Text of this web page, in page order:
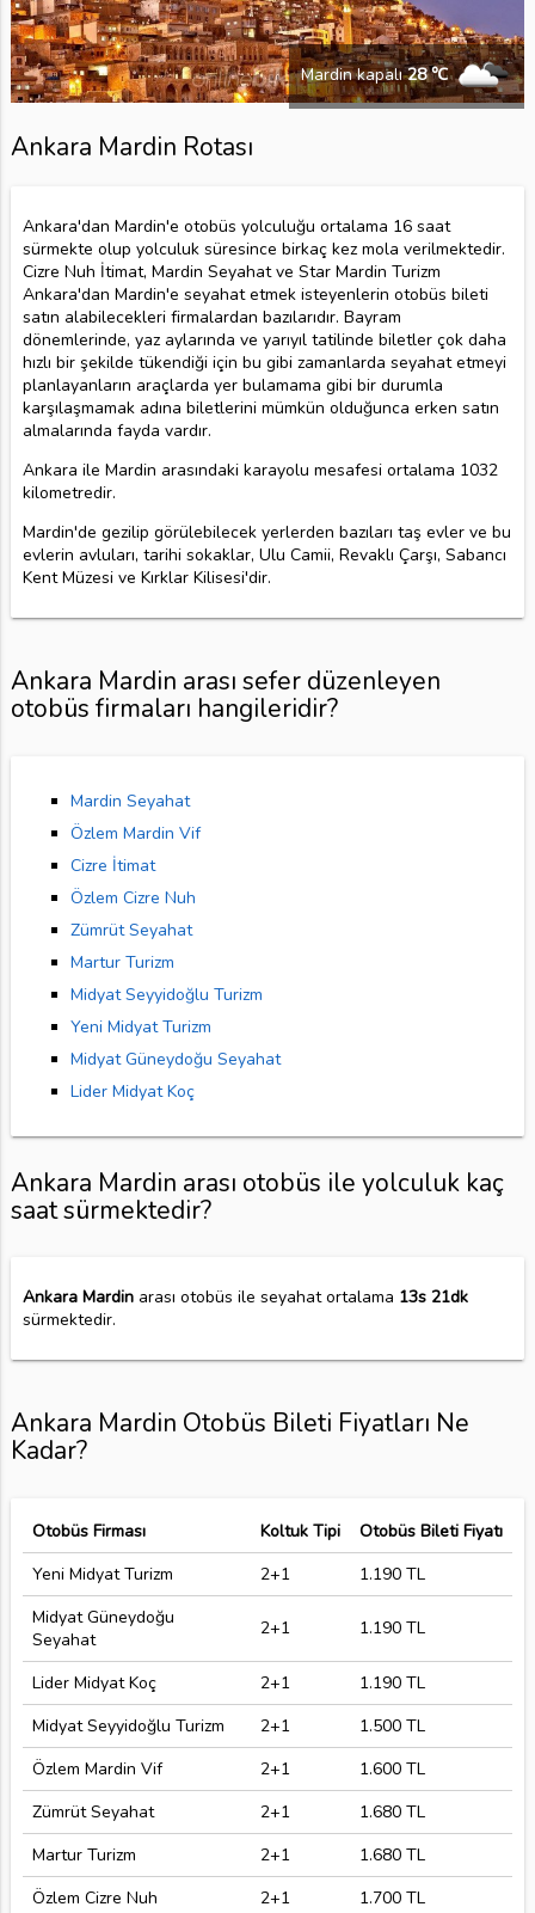
Mardin kapalı28 ℃
Ankara Mardin Rotası
Ankara'dan Mardin'e otobüs yolculuğu ortalama 16 saat
sürmekte olup yolculuk süresince birkaç kez mola verilmektedir.
Cizre Nuh İtimat, Mardin Seyahat ve Star Mardin Turizm
Ankara'dan Mardin'e seyahat etmek isteyenlerin otobüs bileti
satın alabilecekleri firmalardan bazılarıdır. Bayram
dönemlerinde, yaz aylarında ve yarıyıl tatilinde biletler çok daha
hızlı bir şekilde tükendiği için bu gibi zamanlarda seyahat etmeyi
planlayanların araçlarda yer bulamama gibi bir durumla
karşılaşmamak adına biletlerini mümkün olduğunca erken satın
almalarında fayda vardır.
Ankara ile Mardin arasındaki karayolu mesafesi ortalama 1032
kilometredir.
Mardin'de gezilip görülebilecek yerlerden bazıları taş evler ve bu
evlerin avluları, tarihi sokaklar, Ulu Camii, Revaklı Çarşı, Sabancı
Kent Müzesi ve Kırklar Kilisesi'dir.
Ankara Mardin arası sefer düzenleyen
otobüs firmaları hangileridir?
Mardin Seyahat
Özlem Mardin Vif
Cizre İtimat
Özlem Cizre Nuh
Zümrüt Seyahat
Martur Turizm
Midyat Seyyidoğlu Turizm
Yeni Midyat Turizm
Midyat Güneydoğu Seyahat
Lider Midyat Koç
Ankara Mardin arası otobüs ile yolculuk kaç
saat sürmektedir?
Ankara Mardinarası otobüs ile seyahat ortalama 13s 21dk
sürmektedir.
Ankara Mardin Otobüs Bileti Fiyatları Ne
Kadar?
Otobüs Firması Koltuk Tipi
Otobüs Bileti Fiyatı
Yeni Midyat Turizm
2+1
1.190 TL
Midyat Güneydoğu
Seyahat
2+1 1.190 TL
Lider Midyat Koç 2+1
1.190 TL
Midyat Seyyidoğlu Turizm
2+1
1.500 TL
Özlem Mardin Vif
2+1
1.600 TL
Zümrüt Seyahat
2+1
1.680 TL
Martur Turizm
2+1
1.680 TL
Özlem Cizre Nuh
2+1
1.700 TL